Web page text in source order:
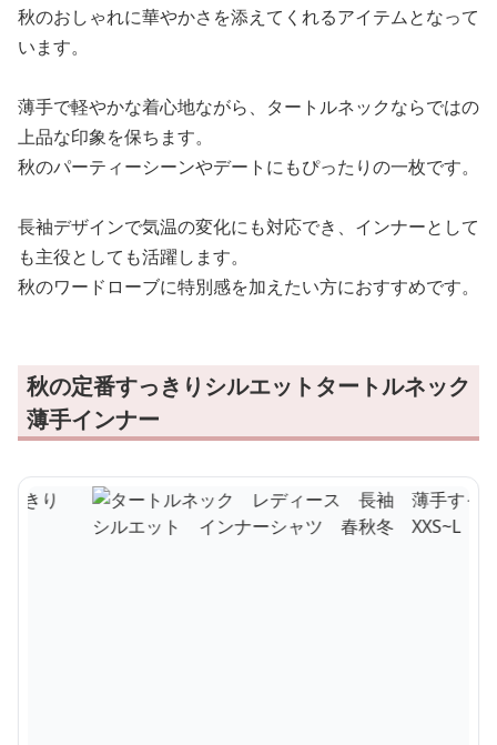
秋のおしゃれに華やかさを添えてくれるアイテムとなって
います。
薄手で軽やかな着心地ながら、タートルネックならではの
上品な印象を保ちます。
秋のパーティーシーンやデートにもぴったりの一枚です。
長袖デザインで気温の変化にも対応でき、インナーとして
も主役としても活躍します。
秋のワードローブに特別感を加えたい方におすすめです。
秋の定番すっきりシルエットタートルネック
薄手インナー